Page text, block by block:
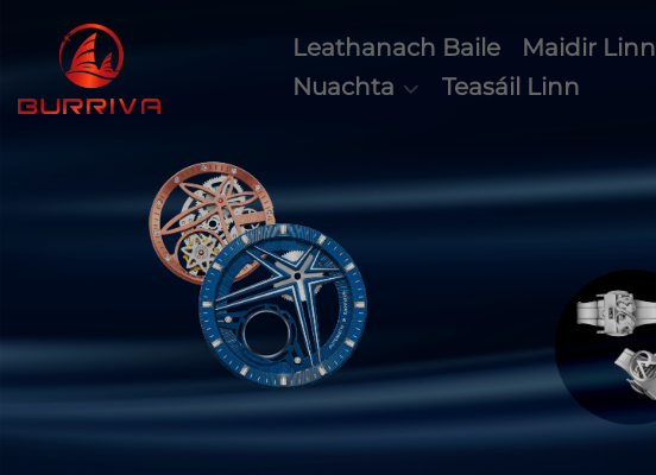
Leathanach Baile Maidir Linn
Nuachta
Teasáil Linn